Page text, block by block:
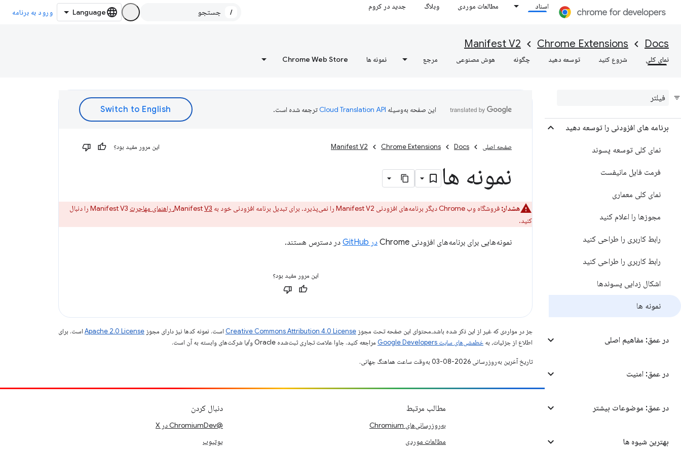
اسناد مطالعات موردی وبلاگ جدید در کروم
/ ورود به برنامه
Docs
Chrome Extensions
Manifest V2
نمای کلی شروع کنید توسعه دهید چگونه هوش مصنوعی مرجع نمونه ها Chrome Web Store
درباره Manifest V2
شروع به کار
نمای کلی
برنامه های افزودنی را توسعه دهید
نمای کلی توسعه پسوند
فرمت فایل مانیفست
نمای کلی معماری
مجوزها را اعلام کنید
رابط کاربری را طراحی کنید
رابط کاربری را طراحی کنید
اشکال زدایی پسوندها
نمونه ها
در عمق: مفاهیم اصلی
در عمق: امنیت
در عمق: موضوعات بیشتر
بهترین شیوه ها
این صفحه به‌وسیله ترجمه شده است.
صفحه اصلی Docs
Chrome Extensions
Manifest V2 این مرور مفید بود؟
نمونه ها
هشدار: فروشگاه وب Chrome دیگر برنامه‌های افزودنی Manifest V2 را نمی‌پذیرد. برای تبدیل برنامه افزودنی خود به Manifest V3، راهنمای مهاجرت
Manifest V3 را دنبال
کنید.
نمونه‌هایی برای برنامه‌های افزودنی Chrome در GitHub در دسترس هستند.
این مرور مفید بود؟
جز در مواردی که غیر از این ذکر شده باشد،‌محتوای این صفحه تحت مجوز Creative Commons Attribution 4.0 License است. نمونه کدها نیز دارای مجوز Apache 2.0 License است. برای
اطلاع از جزئیات، به خطمشی‌های سایت Google Developers‏ مراجعه کنید. جاوا علامت تجاری ثبت‌شده Oracle و/یا شرکت‌های وابسته به آن است.
تاریخ آخرین به‌روزرسانی 2026-08-03 به‌وقت ساعت هماهنگ جهانی.
مشارکت
مسائل باز را ببینید
مطالب مرتبط
به‌روزرسانی‌های Chromium
مطالعات موردی
دنبال کردن
@ChromiumDev در X
یوتیوب